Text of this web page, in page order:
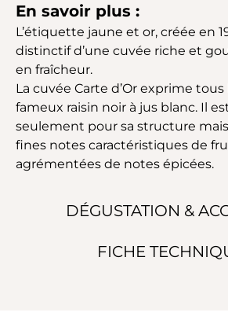
DÉGUSTATION &
FICHE
En savoir plus :
L’étiquette jaune et or, créée en
distinctif d’une cuvée riche et
en fraîcheur.
La cuvée Carte d’Or exprime
fameux raisin noir à jus blanc. Il
seulement pour sa structure
fines notes caractéristiques de
agrémentées de notes épicées.